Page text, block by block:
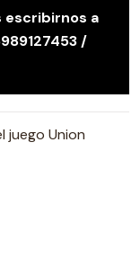
escribirnos a
/
juego Union